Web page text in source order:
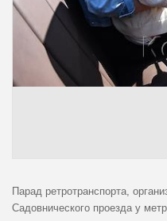
Парад ретротранспорта,
Садовнического проезда у